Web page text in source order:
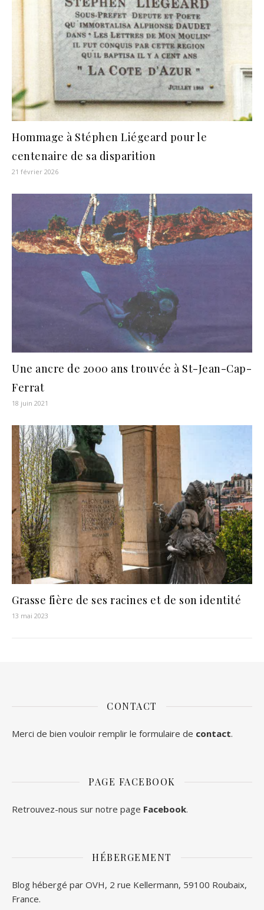
Hommage à Stéphen Liégeard pour le
centenaire de sa disparition
21 février 2026
Une ancre de 2000 ans trouvée à St-Jean-Cap-
Ferrat
18 juin 2021
Grasse fière de ses racines et de son identité
13 mai 2023
CONTACT
Merci de bien vouloir remplir le formulaire de contact.
PAGE FACEBOOK
Retrouvez-nous sur notre page Facebook.
HÉBERGEMENT
Blog hébergé par OVH, 2 rue Kellermann, 59100 Roubaix,
France.